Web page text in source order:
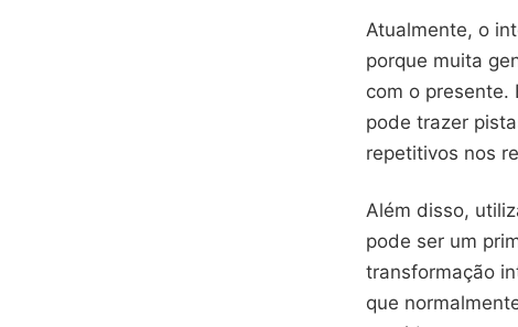
Atualmente, o
porque muita
com o presente.
pode trazer
repetitivos nos
Além disso,
pode ser um
transformação
que